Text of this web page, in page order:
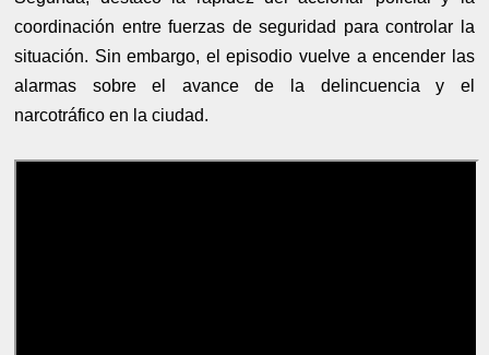
coordinación entre fuerzas de seguridad para controlar la
situación. Sin embargo, el episodio vuelve a encender las
alarmas sobre el avance de la delincuencia y el
narcotráfico en la ciudad.